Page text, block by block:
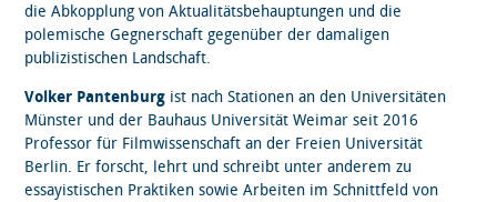
die Abkopplung von Aktualitätsbehauptungen und die
polemische Gegnerschaft gegenüber der damaligen
publizistischen Landschaft.
Volker Pantenburg ist nach Stationen an den Universitäten
Münster und der Bauhaus Universität Weimar seit 2016
Professor für Filmwissenschaft an der Freien Universität
Berlin. Er forscht, lehrt und schreibt unter anderem zu
essayistischen Praktiken sowie Arbeiten im Schnittfeld von